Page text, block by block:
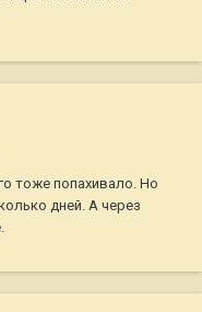
тоже попахивало. Но
дней. А через